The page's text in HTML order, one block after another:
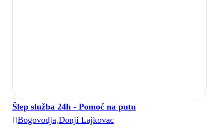
Šlep služba 24h - Pomoć na putu
Bogovodja,Donji Lajkovac